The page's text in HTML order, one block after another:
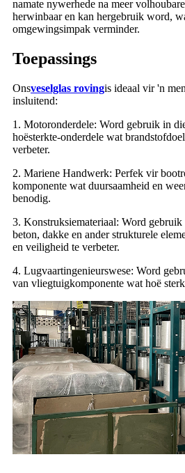
namate nywerhede na meer
herwinbaar en kan hergebruik word,
omgewingsimpak verminder.
Toepassings
Onsveselglas rovingis ideaal vir 'n
insluitend:
1. Motoronderdele: Word gebruik in
hoësterkte-onderdele wat
verbeter.
2. Mariene Handwerk: Perfek vir
komponente wat duursaamheid en
benodig.
3. Konstruksiemateriaal: Word
beton, dakke en ander strukturele
en veiligheid te verbeter.
4. Lugvaartingenieurswese: Word
van vliegtuigkomponente wat hoë